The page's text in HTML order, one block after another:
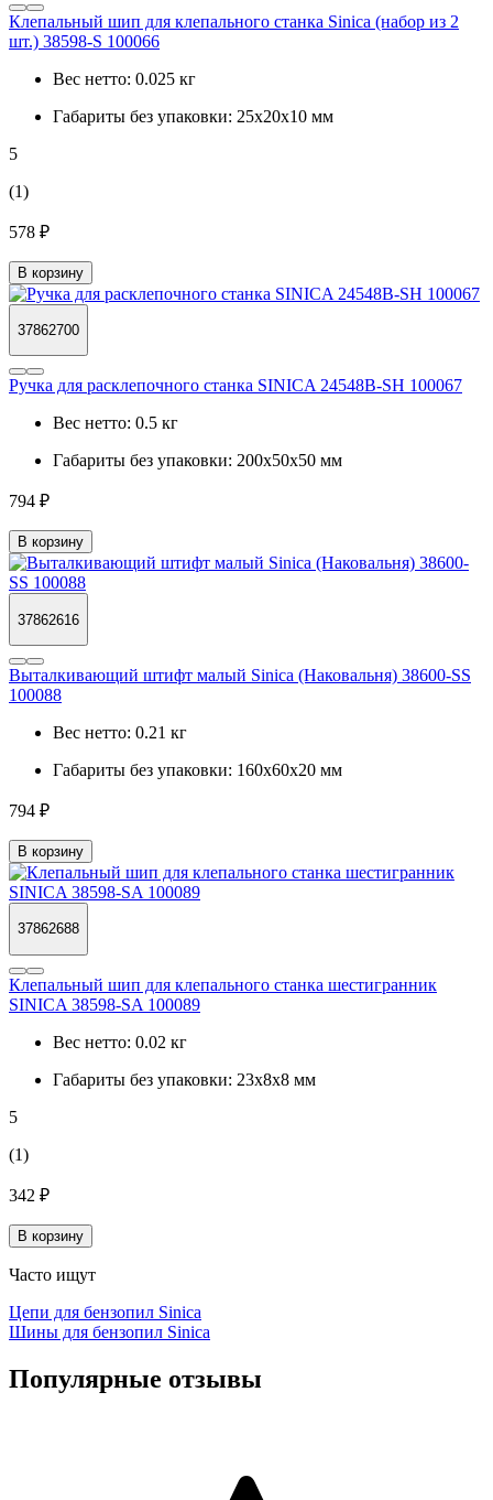
Клепальный шип для клепального станка Sinica (набор из 2
шт.) 38598-S 100066
Вес нетто: 0.025 кг
Габариты без упаковки: 25х20х10 мм
5
(1)
578 ₽
В корзину
37862700
Ручка для расклепочного станка SINICA 24548B-SH 100067
Вес нетто: 0.5 кг
Габариты без упаковки: 200х50х50 мм
794 ₽
В корзину
37862616
Выталкивающий штифт малый Sinica (Наковальня) 38600-SS
100088
Вес нетто: 0.21 кг
Габариты без упаковки: 160х60х20 мм
794 ₽
В корзину
37862688
Клепальный шип для клепального станка шестигранник
SINICA 38598-SA 100089
Вес нетто: 0.02 кг
Габариты без упаковки: 23х8х8 мм
5
(1)
342 ₽
В корзину
Часто ищут
Цепи для бензопил Sinica
Шины для бензопил Sinica
Популярные отзывы